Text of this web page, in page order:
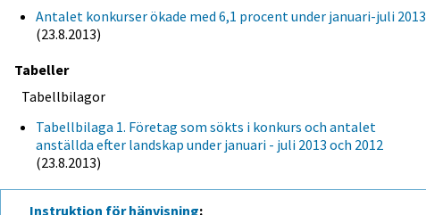
Antalet konkurser ökade med 6,1 procent under januari-juli 2013
(23.8.2013)
Tabeller
Tabellbilagor
Tabellbilaga 1. Företag som sökts i konkurs och antalet
anställda efter landskap under januari - juli 2013 och 2012
(23.8.2013)
Instruktion för hänvisning: